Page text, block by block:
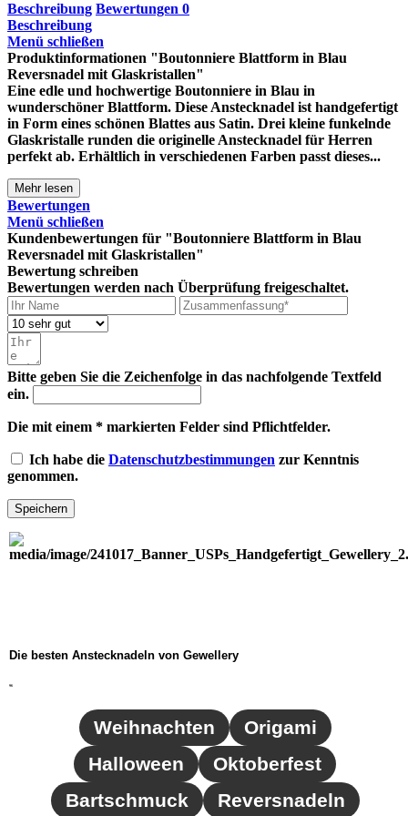
Beschreibung Bewertungen 0
Beschreibung
Menü schließen
Produktinformationen "Boutonniere Blattform in Blau
Reversnadel mit Glaskristallen"
Eine edle und hochwertige Boutonniere in Blau in
wunderschöner Blattform. Diese Anstecknadel ist handgefertigt
in Form eines schönen Blattes aus Satin. Drei kleine funkelnde
Glaskristalle runden die originelle Anstecknadel für Herren
perfekt ab. Erhältlich in verschiedenen Farben passt dieses...
Mehr lesen
Bewertungen
Menü schließen
Kundenbewertungen für "Boutonniere Blattform in Blau
Reversnadel mit Glaskristallen"
Bewertung schreiben
Bewertungen werden nach Überprüfung freigeschaltet.
Bitte geben Sie die Zeichenfolge in das nachfolgende Textfeld
ein.
Die mit einem * markierten Felder sind Pflichtfelder.
Ich habe die Datenschutzbestimmungen zur Kenntnis
genommen.
Speichern
Die besten Anstecknadeln von Gewellery
96
Weihnachten
Origami
Halloween
Oktoberfest
Bartschmuck
Reversnadeln